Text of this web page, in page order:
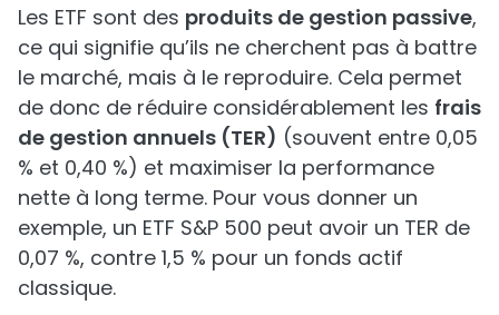
Les ETF sont des produits de gestion passive,
ce qui signifie qu’ils ne cherchent pas à battre
le marché, mais à le reproduire. Cela permet
de donc de réduire considérablement les frais
de gestion annuels (TER) (souvent entre 0,05
% et 0,40 %) et maximiser la performance
nette à long terme. Pour vous donner un
exemple, un ETF S&P 500 peut avoir un TER de
0,07 %, contre 1,5 % pour un fonds actif
classique.